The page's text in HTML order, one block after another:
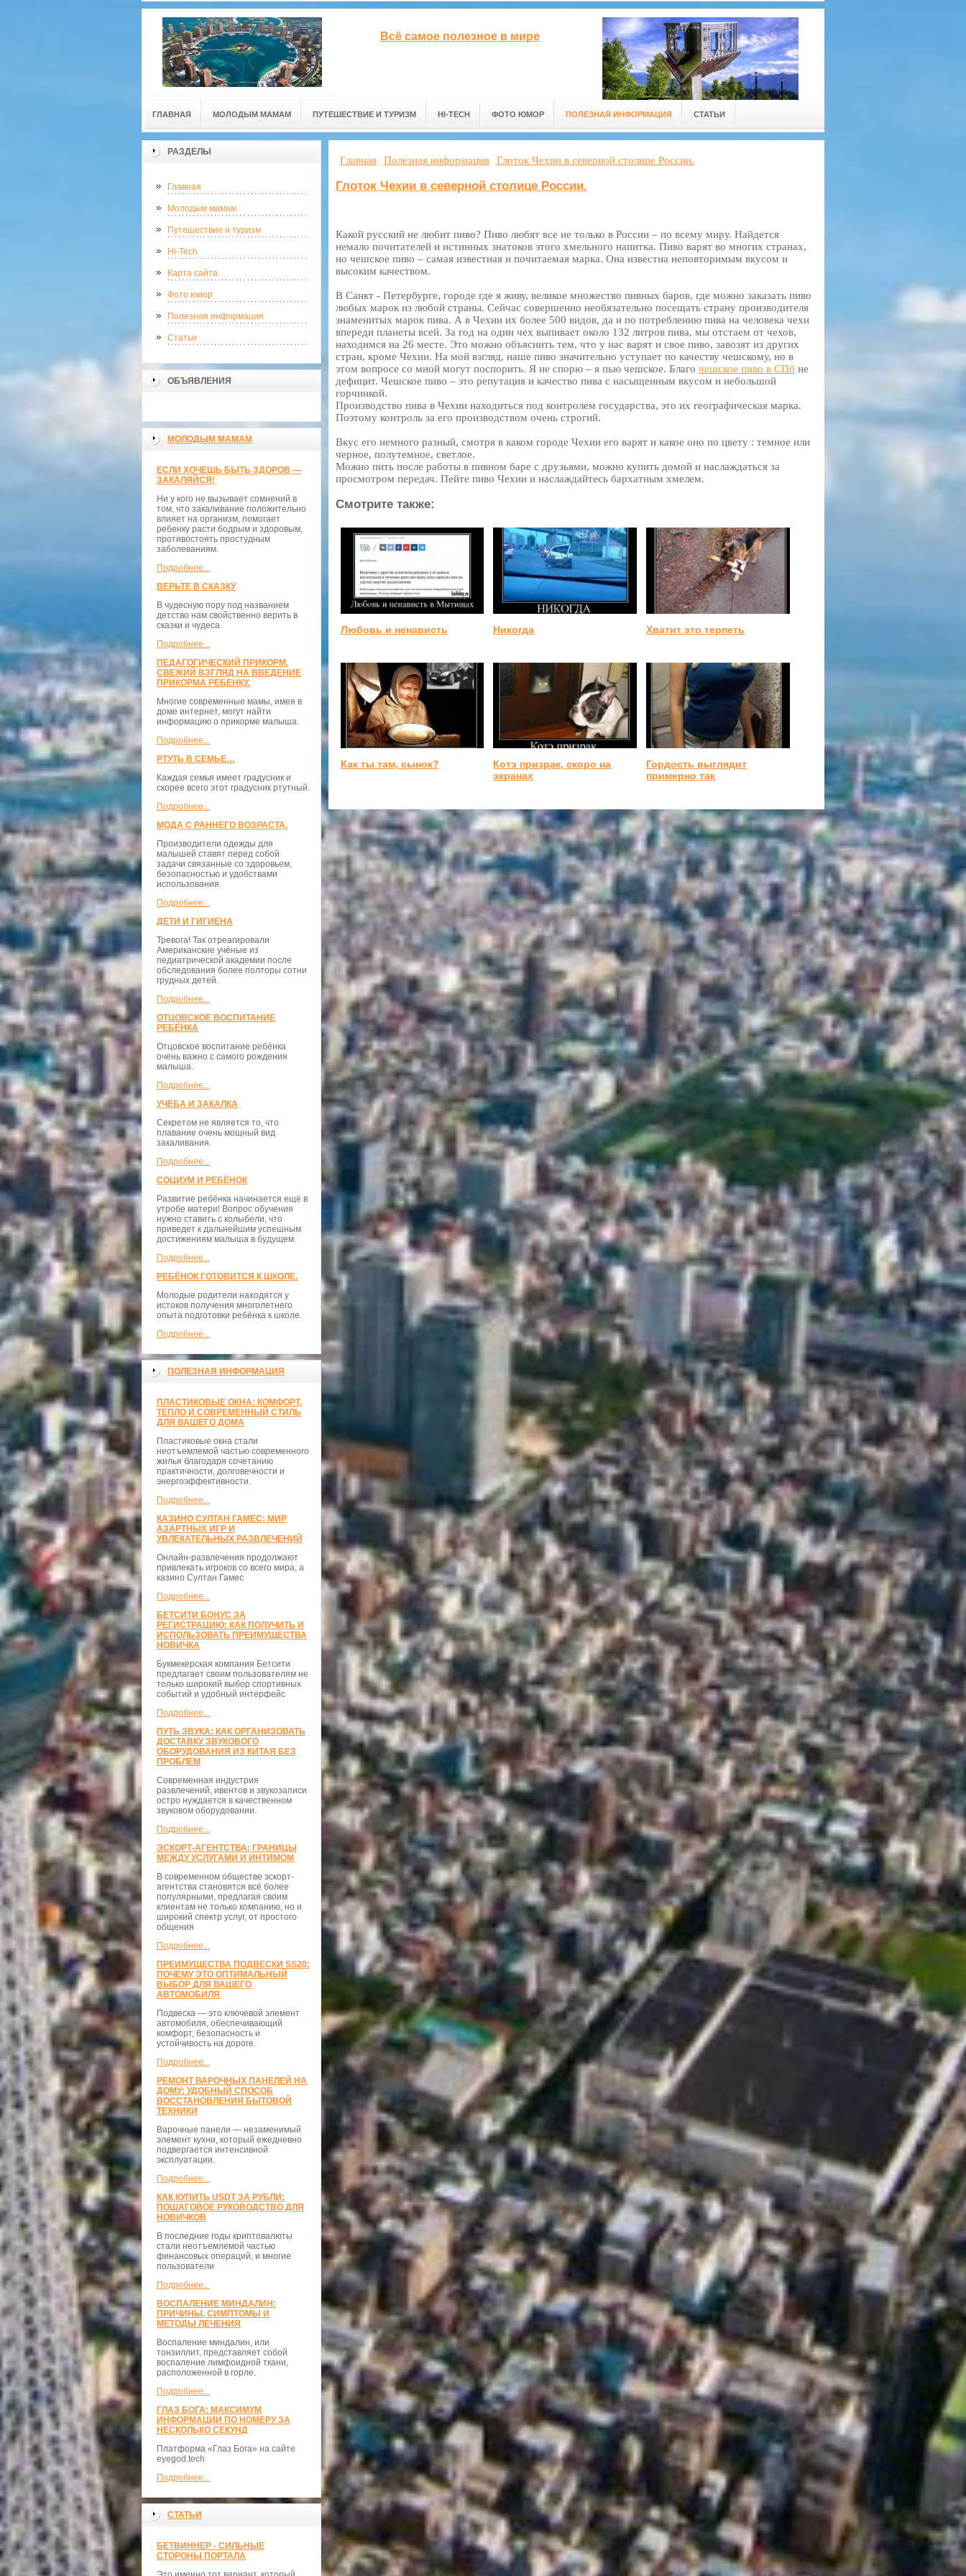
Всё самое полезное в мире
ГЛАВНАЯ МОЛОДЫМ МАМАМ ПУТЕШЕСТВИЕ И ТУРИЗМ HI-TECH ФОТО ЮМОР ПОЛЕЗНАЯ ИНФОРМАЦИЯ СТАТЬИ
РАЗДЕЛЫ
Главная
Молодым мамам
Путешествие и туризм
Hi-Tech
Карта сайта
Фото юмор
Полезная информация
Статьи
ОБЪЯВЛЕНИЯ
МОЛОДЫМ МАМАМ
ЕСЛИ ХОЧЕШЬ БЫТЬ ЗДОРОВ —
ЗАКАЛЯЙСЯ!
Ни у кого не вызывает сомнений в
том, что закаливание положительно
влияет на организм, помогает
ребенку расти бодрым и здоровым,
противостоять простудным
заболеваниям.
Подробнее...
ВЕРЬТЕ В СКАЗКУ
В чудесную пору под названием
детство нам свойственно верить в
сказки и чудеса.
Подробнее...
ПЕДАГОГИЧЕСКИЙ ПРИКОРМ.
СВЕЖИЙ ВЗГЛЯД НА ВВЕДЕНИЕ
ПРИКОРМА РЕБЕНКУ.
Многие современные мамы, имея в
доме интернет, могут найти
информацию о прикорме малыша.
Подробнее...
РТУТЬ В СЕМЬЕ…
Каждая семья имеет градусник и
скорее всего этот градусник ртутный.
Подробнее...
МОДА С РАННЕГО ВОЗРАСТА.
Производители одежды для
малышей ставят перед собой
задачи связанные со здоровьем,
безопасностью и удобствами
использования.
Подробнее...
ДЕТИ И ГИГИЕНА
Тревога! Так отреагировали
Американские учёные из
педиатрической академии после
обследования более полторы сотни
грудных детей.
Подробнее...
ОТЦОВСКОЕ ВОСПИТАНИЕ
РЕБЁНКА
Отцовское воспитание ребёнка
очень важно с самого рождения
малыша.
Подробнее...
УЧЁБА И ЗАКАЛКА
Секретом не является то, что
плавание очень мощный вид
закаливания.
Подробнее...
СОЦИУМ И РЕБЁНОК
Развитие ребёнка начинается ещё в
утробе матери! Вопрос обучения
нужно ставить с колыбели, что
приведет к дальнейшим успешным
достижениям малыша в будущем.
Подробнее...
РЕБЁНОК ГОТОВИТСЯ К ШКОЛЕ.
Молодые родители находятся у
истоков получения многолетнего
опыта подготовки ребёнка к школе.
Подробнее...
ПОЛЕЗНАЯ ИНФОРМАЦИЯ
ПЛАСТИКОВЫЕ ОКНА: КОМФОРТ,
ТЕПЛО И СОВРЕМЕННЫЙ СТИЛЬ
ДЛЯ ВАШЕГО ДОМА
Пластиковые окна стали
неотъемлемой частью современного
жилья благодаря сочетанию
практичности, долговечности и
энергоэффективности.
Подробнее...
КАЗИНО СУЛТАН ГАМЕС: МИР
АЗАРТНЫХ ИГР И
УВЛЕКАТЕЛЬНЫХ РАЗВЛЕЧЕНИЙ
Онлайн-развлечения продолжают
привлекать игроков со всего мира, а
казино Султан Гамес
Подробнее...
БЕТСИТИ БОНУС ЗА
РЕГИСТРАЦИЮ: КАК ПОЛУЧИТЬ И
ИСПОЛЬЗОВАТЬ ПРЕИМУЩЕСТВА
НОВИЧКА
Букмекерская компания Бетсити
предлагает своим пользователям не
только широкий выбор спортивных
событий и удобный интерфейс
Подробнее...
ПУТЬ ЗВУКА: КАК ОРГАНИЗОВАТЬ
ДОСТАВКУ ЗВУКОВОГО
ОБОРУДОВАНИЯ ИЗ КИТАЯ БЕЗ
ПРОБЛЕМ
Современная индустрия
развлечений, ивентов и звукозаписи
остро нуждается в качественном
звуковом оборудовании.
Подробнее...
ЭСКОРТ-АГЕНТСТВА: ГРАНИЦЫ
МЕЖДУ УСЛУГАМИ И ИНТИМОМ
В современном обществе эскорт-
агентства становятся всё более
популярными, предлагая своим
клиентам не только компанию, но и
широкий спектр услуг, от простого
общения
Подробнее...
ПРЕИМУЩЕСТВА ПОДВЕСКИ SS20:
ПОЧЕМУ ЭТО ОПТИМАЛЬНЫЙ
ВЫБОР ДЛЯ ВАШЕГО
АВТОМОБИЛЯ
Подвеска — это ключевой элемент
автомобиля, обеспечивающий
комфорт, безопасность и
устойчивость на дороге.
Подробнее...
РЕМОНТ ВАРОЧНЫХ ПАНЕЛЕЙ НА
ДОМУ: УДОБНЫЙ СПОСОБ
ВОССТАНОВЛЕНИЯ БЫТОВОЙ
ТЕХНИКИ
Варочные панели — незаменимый
элемент кухни, который ежедневно
подвергается интенсивной
эксплуатации.
Подробнее...
КАК КУПИТЬ USDT ЗА РУБЛИ:
ПОШАГОВОЕ РУКОВОДСТВО ДЛЯ
НОВИЧКОВ
В последние годы криптовалюты
стали неотъемлемой частью
финансовых операций, и многие
пользователи
Подробнее...
ВОСПАЛЕНИЕ МИНДАЛИН:
ПРИЧИНЫ, СИМПТОМЫ И
МЕТОДЫ ЛЕЧЕНИЯ
Воспаление миндалин, или
тонзиллит, представляет собой
воспаление лимфоидной ткани,
расположенной в горле.
Подробнее...
ГЛАЗ БОГА: МАКСИМУМ
ИНФОРМАЦИИ ПО НОМЕРУ ЗА
НЕСКОЛЬКО СЕКУНД
Платформа «Глаз Бога» на сайте
eyegod.tech
Подробнее...
СТАТЬИ
БЕТВИННЕР - СИЛЬНЫЕ
СТОРОНЫ ПОРТАЛА
Главная Полезная информация Глоток Чехии в северной столице России.
Глоток Чехии в северной столице России.
Какой русский не любит пиво? Пиво любят все не только в России – по всему миру. Найдется
немало почитателей и истинных знатоков этого хмельного напитка. Пиво варят во многих странах,
но чешское пиво – самая известная и почитаемая марка. Она известна неповторимым вкусом и
высоким качеством.
В Санкт - Петербурге, городе где я живу, великое множество пивных баров, где можно заказать пиво
любых марок из любой страны. Сейчас совершенно необязательно посещать страну производителя
знаменитых марок пива. А в Чехии их более 500 видов, да и по потреблению пива на человека чехи
впереди планеты всей. За год на один чех выпивает около 132 литров пива, мы отстаем от чехов,
находимся на 26 месте. Это можно объяснить тем, что у нас варят и свое пиво, завозят из других
стран, кроме Чехии. На мой взгляд, наше пиво значительно уступает по качеству чешскому, но в
этом вопросе со мной могут поспорить. Я не спорю – я пью чешское. Благо чешское пиво в СПб не
дефицит. Чешское пиво – это репутация и качество пива с насыщенным вкусом и небольшой
горчинкой.
Производство пива в Чехии находиться под контролем государства, это их географическая марка.
Поэтому контроль за его производством очень строгий.
Вкус его немного разный, смотря в каком городе Чехии его варят и какое оно по цвету : темное или
черное, полутемное, светлое.
Можно пить после работы в пивном баре с друзьями, можно купить домой и наслаждаться за
просмотром передач. Пейте пиво Чехии и наслаждайтесь бархатным хмелем.
Смотрите также:
Любовь и ненависть Никогда Хватит это терпеть
Как ты там, сынок?
Котэ призрак, скоро на
экранах
Гордость выглядит
примерно так